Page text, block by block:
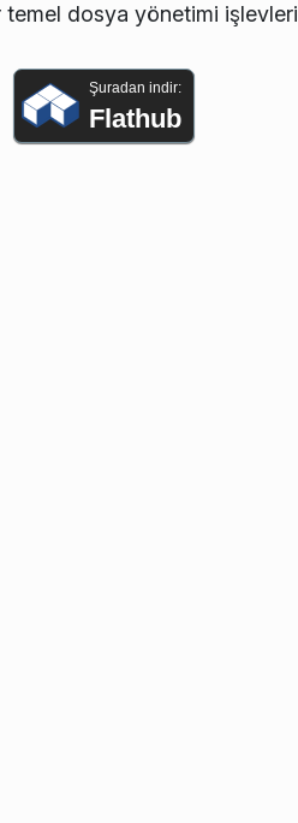
temel dosya yönetimi işlevleri
Şuradan indir:
Flathub